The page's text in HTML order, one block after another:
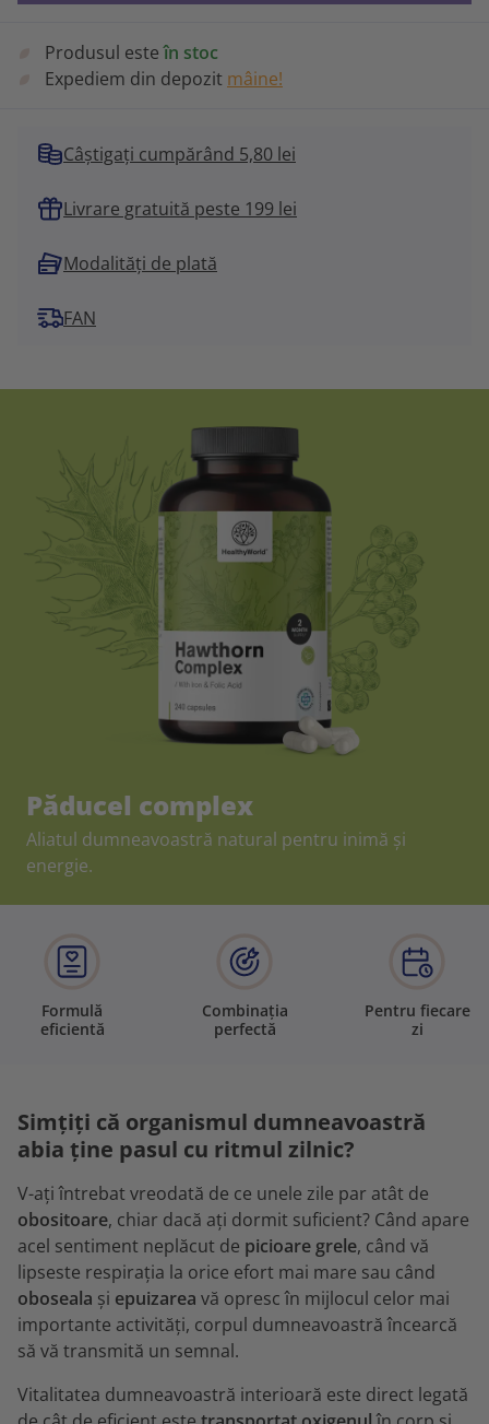
Produsul esteîn stoc
Expediem din depozit mâine!
Câștigați cumpărând 5,80 lei
Livrare gratuită peste 199 lei
Modalități de plată
FAN
Păducel complex
Aliatul dumneavoastră natural pentru inimă și
energie.
Formulă
eficientă
Combinația
perfectă
Pentru fiecare
zi
Simțiți că organismul dumneavoastră
abia ține pasul cu ritmul zilnic?
V-ați întrebat vreodată de ce unele zile par atât de
obositoare, chiar dacă ați dormit suficient? Când apare
acel sentiment neplăcut de picioare grele, când vă
lipseste respirația la orice efort mai mare sau când
oboseala și epuizarea vă opresc în mijlocul celor mai
importante activități, corpul dumneavoastră încearcă
să vă transmită un semnal.
Vitalitatea dumneavoastră interioară este direct legată